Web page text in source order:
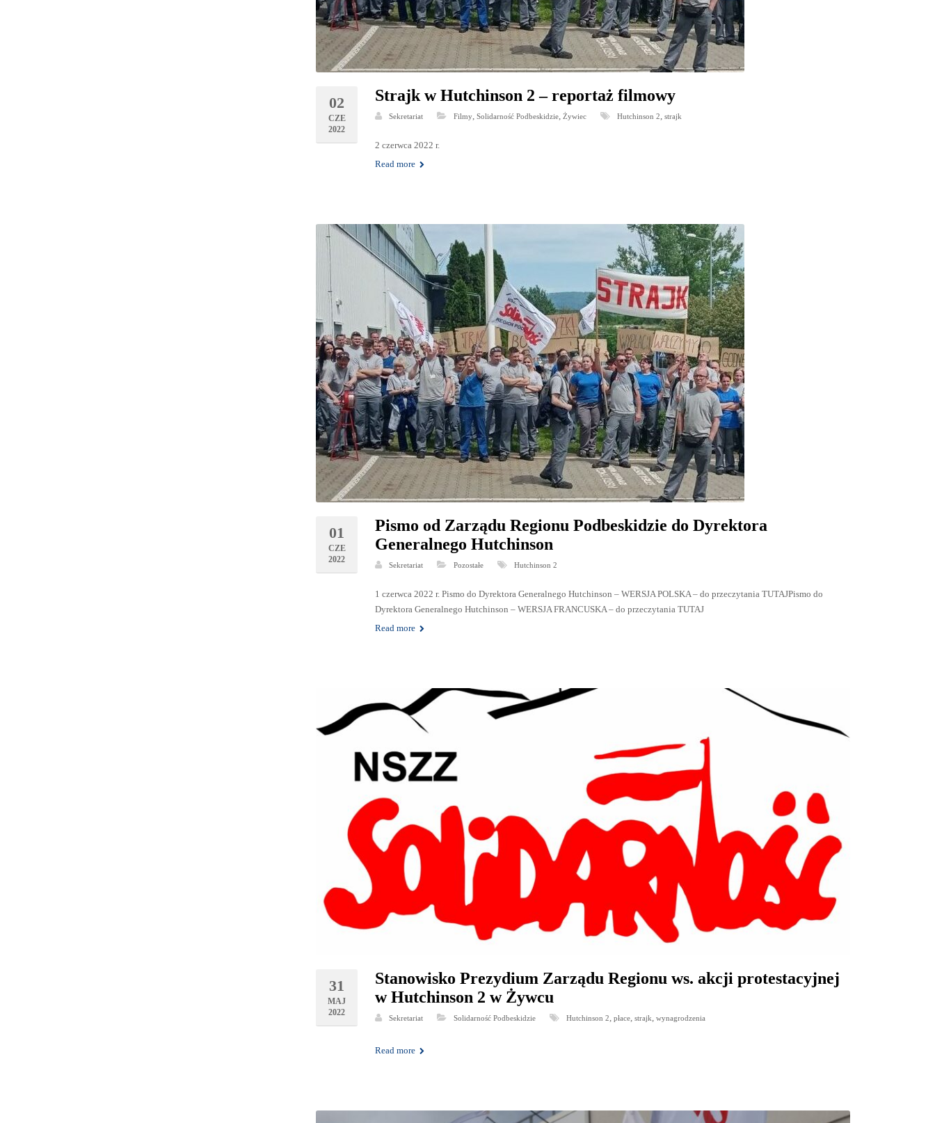
02
CZE
2022
Strajk w Hutchinson 2 – reportaż filmowy
Sekretariat Filmy,Solidarność Podbeskidzie,Żywiec Hutchinson 2,strajk
2 czerwca 2022 r.
Read more
01
CZE
2022
Pismo od Zarządu Regionu Podbeskidzie do Dyrektora
Generalnego Hutchinson
Sekretariat Pozostałe Hutchinson 2
1 czerwca 2022 r. Pismo do Dyrektora Generalnego Hutchinson – WERSJA POLSKA – do przeczytania TUTAJPismo do
Dyrektora Generalnego Hutchinson – WERSJA FRANCUSKA – do przeczytania TUTAJ
Read more
31
MAJ
2022
Stanowisko Prezydium Zarządu Regionu ws. akcji protestacyjnej
w Hutchinson 2 w Żywcu
Sekretariat Solidarność Podbeskidzie Hutchinson 2 ,płace ,strajk ,wynagrodzenia
Read more